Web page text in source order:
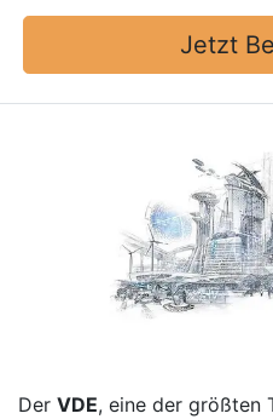
Jetzt
Der VDE, eine der größten